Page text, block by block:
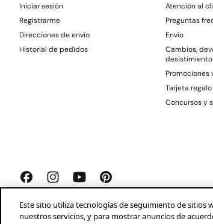
Iniciar sesión
Registrarme
Direcciones de envío
Historial de pedidos
Atención al
Preguntas
Envío
Cambios,
desistimiento
Promociones
Tarjeta
Concursos y
Springfield 2026© Aviso legal Condiciones generales
Este sitio utiliza tecnologías de seguimiento de
nuestros servicios, y para mostrar anuncios de